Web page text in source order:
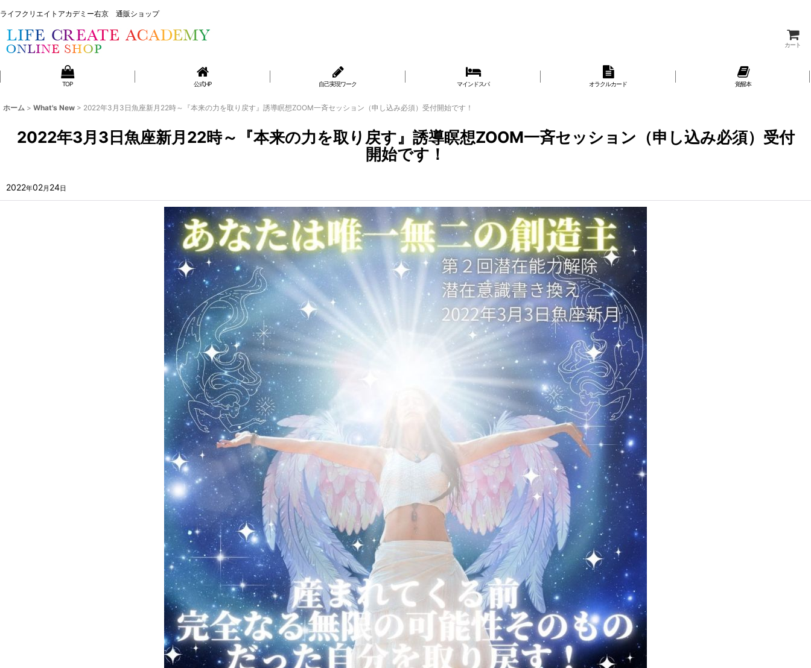
ライフクリエイトアカデミー右京 通販ショップ
カート
TOP 公式HP 自己実現ワーク マインドスパ オラクルカード 覚醒本
ホーム > What's New > 2022年3月3日魚座新月22時～『本来の力を取り戻す』誘導瞑想ZOOM一斉セッション（申し込み必須）受付開始です！
2022年3月3日魚座新月22時～『本来の力を取り戻す』誘導瞑想ZOOM一斉セッション（申し込み必須）受付
開始です！
2022年02月 24日